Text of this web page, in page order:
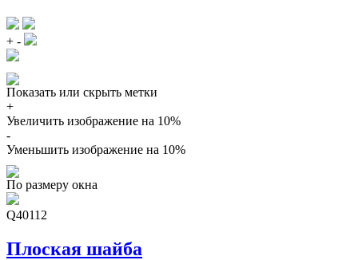
+ -
Показать или скрыть метки
+
Увеличить изображение на 10%
-
Уменьшить изображение на 10%
По размеру окна
Q40112
Плоская шайба